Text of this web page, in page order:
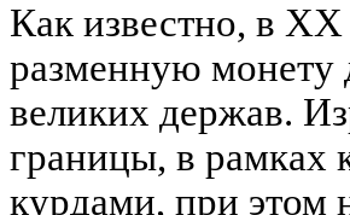
Как известно, в
разменную монету
великих держав.
границы, в рамках
курдами, при этом